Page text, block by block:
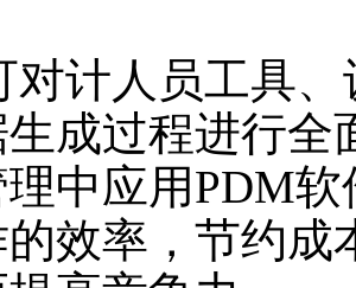
计人员工具、
成过程进行全
中应用PDM
效率，节约成